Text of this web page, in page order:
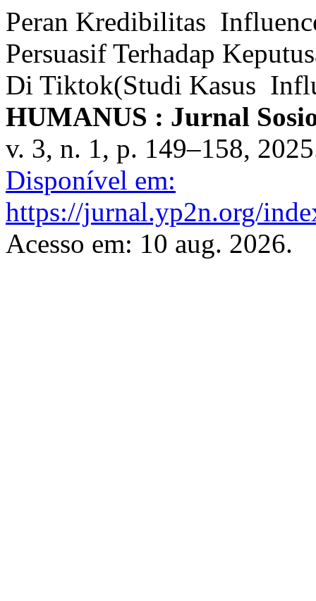
Peran Kredibilitas
Persuasif Terhadap
Di Tiktok(Studi Kasus
HUMANUS : Jurnal
v. 3, n. 1, p. 149–158,
Disponível em:
https://jurnal.yp2n.org/
Acesso em: 10 aug. 2026.